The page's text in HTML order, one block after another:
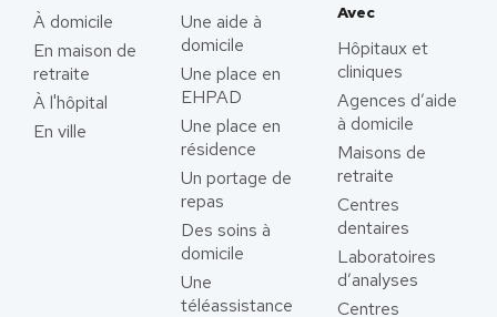
À domicile
En maison de
retraite
À l'hôpital
En ville
Une aide à
domicile
Une place en
EHPAD
Une place en
résidence
Un portage de
repas
Des soins à
domicile
Une
téléassistance
Avec
Hôpitaux et
cliniques
Agences d’aide
à domicile
Maisons de
retraite
Centres
dentaires
Laboratoires
d’analyses
Centres